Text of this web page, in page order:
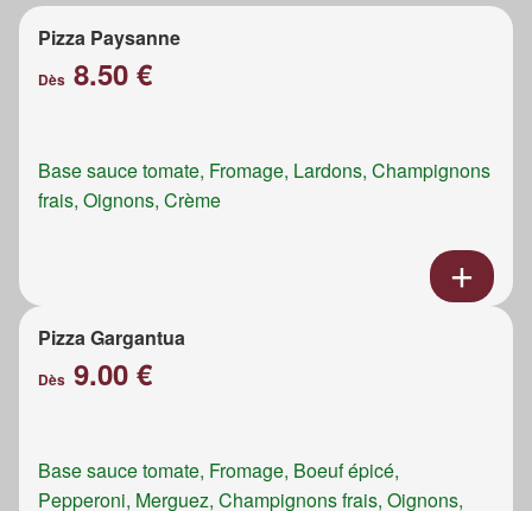
Pizza Paysanne
Dès 8.50 €
Base sauce tomate, Fromage, Lardons, Champignons
frais, Oignons, Crème
Pizza Gargantua
Dès 9.00 €
Base sauce tomate, Fromage, Boeuf épicé,
Pepperoni, Merguez, Champignons frais, Oignons,